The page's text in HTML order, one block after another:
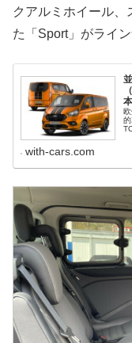
クアルミホイール、
た「Sport」がライ
with-cars.com